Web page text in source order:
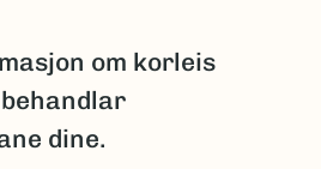
om korleis
dine.